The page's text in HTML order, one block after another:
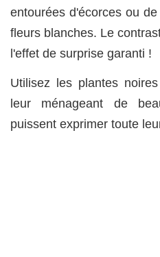
entourées d'écorces ou
fleurs blanches. Le
l'effet de surprise garanti !
Utilisez les plantes
leur ménageant de
puissent exprimer toute